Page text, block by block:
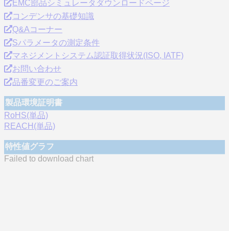
EMC部品シミュレータダウンロードページ
コンデンサの基礎知識
Q&Aコーナー
Sパラメータの測定条件
マネジメントシステム認証取得状況(ISO, IATF)
お問い合わせ
品番変更のご案内
製品環境証明書
RoHS(単品)
REACH(単品)
特性値グラフ
Failed to download chart